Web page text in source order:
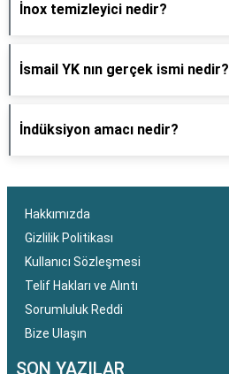
İnox temizleyici nedir?
İsmail YK nın gerçek ismi nedir?
İndüksiyon amacı nedir?
Hakkımızda
Gizlilik Politikası
Kullanıcı Sözleşmesi
Telif Hakları ve Alıntı
Sorumluluk Reddi
Bize Ulaşın
SON YAZILAR